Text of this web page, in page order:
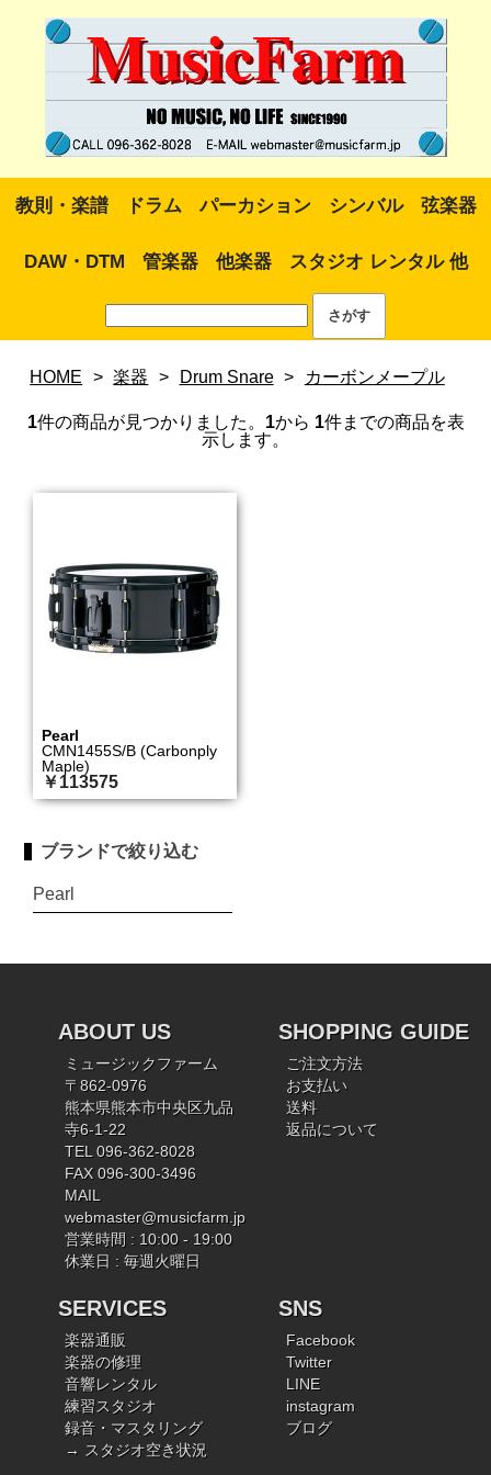
教則・楽譜 ドラム パーカション シンバル 弦楽器
DAW・DTM 管楽器 他楽器 スタジオ レンタル 他
HOME > 楽器 > Drum Snare > カーボンメープル
1件の商品が見つかりました。 1から 1件までの商品を表
示します。
Pearl
CMN1455S/B (Carbonply
Maple)
￥113575
ブランドで絞り込む
Pearl
ABOUT US
ミュージックファーム
〒862-0976
熊本県熊本市中央区九品
寺6-1-22
TEL 096-362-8028
FAX 096-300-3496
MAIL
webmaster@musicfarm.jp
営業時間 : 10:00 - 19:00
休業日 : 毎週火曜日
SHOPPING GUIDE
ご注文方法
お支払い
送料
返品について
SERVICES
楽器通販
楽器の修理
音響レンタル
練習スタジオ
録音・マスタリング
→ スタジオ空き状況
SNS
Facebook
Twitter
LINE
instagram
ブログ